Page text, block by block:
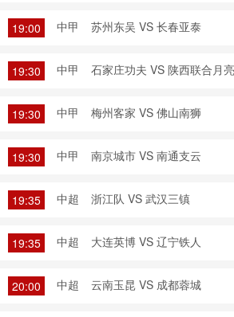
19:00 中甲 苏州东吴 VS 长春亚泰
19:30 中甲 石家庄功夫 VS 陕西联合月
19:30 中甲 梅州客家 VS 佛山南狮
19:30 中甲 南京城市 VS 南通支云
19:35 中超 浙江队 VS 武汉三镇
19:35 中超 大连英博 VS 辽宁铁人
20:00 中超 云南玉昆 VS 成都蓉城